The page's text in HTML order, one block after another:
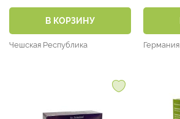
В КОРЗИНУ
Чешская Республика Германия